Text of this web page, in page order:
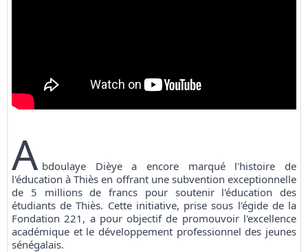
A bdoulaye Dièye a encore marqué l'histoire de
l'éducation à Thiès en offrant une subvention exceptionnelle
de 5 millions de francs pour soutenir l'éducation des
étudiants de Thiès. Cette initiative, prise sous l'égide de la
Fondation 221, a pour objectif de promouvoir l'excellence
académique et le développement professionnel des jeunes
sénégalais.